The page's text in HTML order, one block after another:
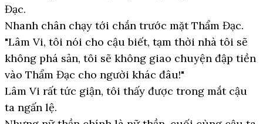
Đạc.
Nhanh chân chạy tới chắn trước mặt Thẩm Đạc.
"Lâm Vi, tôi nói cho cậu biết, tạm thời nhà tôi sẽ
không phá sản, tôi sẽ không giao chuyện đập tiền
vào Thẩm Đạc cho người khác đâu!"
Lâm Vi rất tức giận, tôi thấy được trong mắt cậu
ta ngấn lệ.